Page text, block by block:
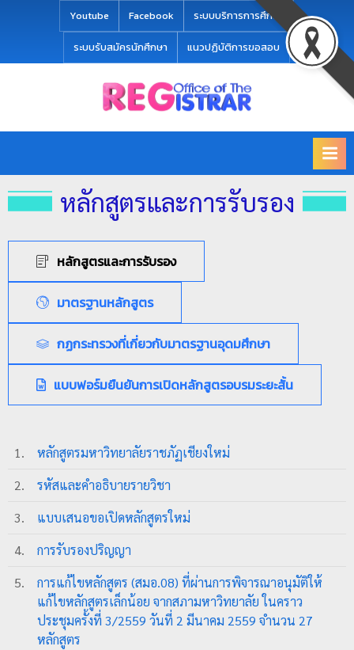
Youtube Facebook ระบบบริการการศึกษา
ระบบรับสมัครนักศึกษา แนวปฏิบัติการขอสอบ
นั
ท
ะ
เ
ล
ะ
ร
า
วิ
the
Rajabhat
University
หลักสูตรและการรับรอง
หลักสูตรและการรับรอง
มาตรฐานหลักสูตร
กฏกระทรวงที่เกี่ยวกับมาตรฐานอุดมศึกษา
แบบฟอร์มยืนยันการเปิดหลักสูตรอบรมระยะสั้น
1.
หลักสูตรมหาวิทยาลัยราชภัฏเชียงใหม่
2.
รหัสและคำอธิบายรายวิชา
3.
แบบเสนอขอเปิดหลักสูตรใหม่
4.
การรับรองปริญญา
5.
การแก้ไขหลักสูตร (สมอ.08) ที่ผ่านการพิจารณาอนุมัติให้
แก้ไขหลักสูตรเล็กน้อย จากสภามหาวิทยาลัย ในคราว
ประชุมครั้งที่ 3/2559 วันที่ 2 มีนาคม 2559 จำนวน 27
หลักสูตร
modal-check